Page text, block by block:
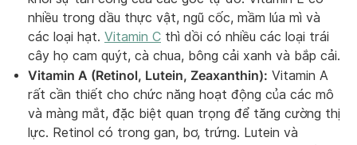
nhiều trong dầu thực vật, ngũ cốc, mầm lúa mì và
các loại hạt. Vitamin C thì dồi có nhiều các loại trái
cây họ cam quýt, cà chua, bông cải xanh và bắp cải.
Vitamin A (Retinol, Lutein, Zeaxanthin): Vitamin A
rất cần thiết cho chức năng hoạt động của các mô
và màng mắt, đặc biệt quan trọng để tăng cường thị
lực. Retinol có trong gan, bơ, trứng. Lutein và